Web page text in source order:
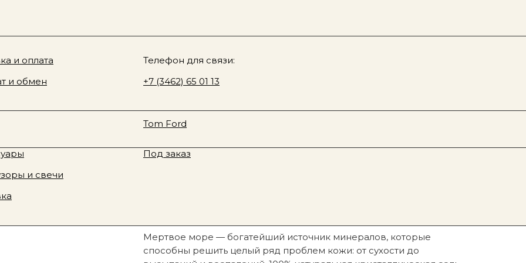
соль мертвого моря, розмарин, лимон, 250 гр
Zielinski&Rozen, соль мертвого моря, розмарин,
лимон, 250 гр
1 890 р.
Мертвое море — богатейший источник минералов, которые
способны решить целый ряд проблем кожи: от сухости до
товара
Смотреть все
Под заказ
Новинки
и свечи
косметика
& Rozen
Fragrance
Tom Ford
Davines
Rhode
и оплата
и обмен
Телефон для связи:
+7 (3462) 65 01 13